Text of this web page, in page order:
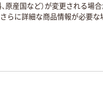
原産国など）が変更される場
に詳細な商品情報が必要な